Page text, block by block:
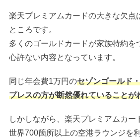
楽天プレミアムカードの大きな欠点
ところです。
多くのゴールドカードが家族特約を
心許ない内容となっています。
同じ年会費1万円のセゾンゴールド
プレスの方が断然優れていることが
しかしながら、楽天プレミアムカー
世界700箇所以上の空港ラウンジを